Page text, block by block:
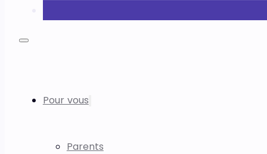
Pour vous
Parents